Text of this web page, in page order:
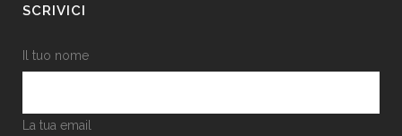
SCRIVICI
Il tuo nome
La tua email